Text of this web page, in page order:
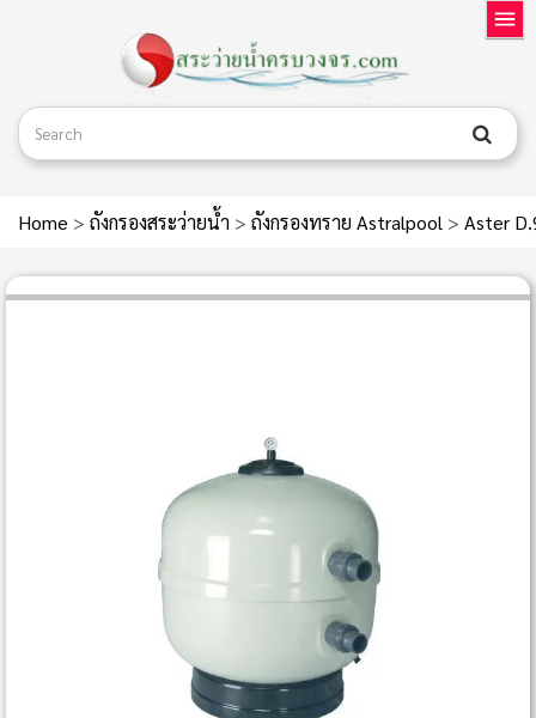
Home > ถังกรองสระว่ายน้ำ > ถังกรองทราย Astralpool > Aster